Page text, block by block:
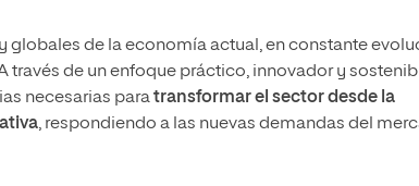
globales de la economía actual, en constante
de un enfoque práctico, innovador y
necesarias paratransformar el sector desde la
, respondiendo a las nuevas demandas del